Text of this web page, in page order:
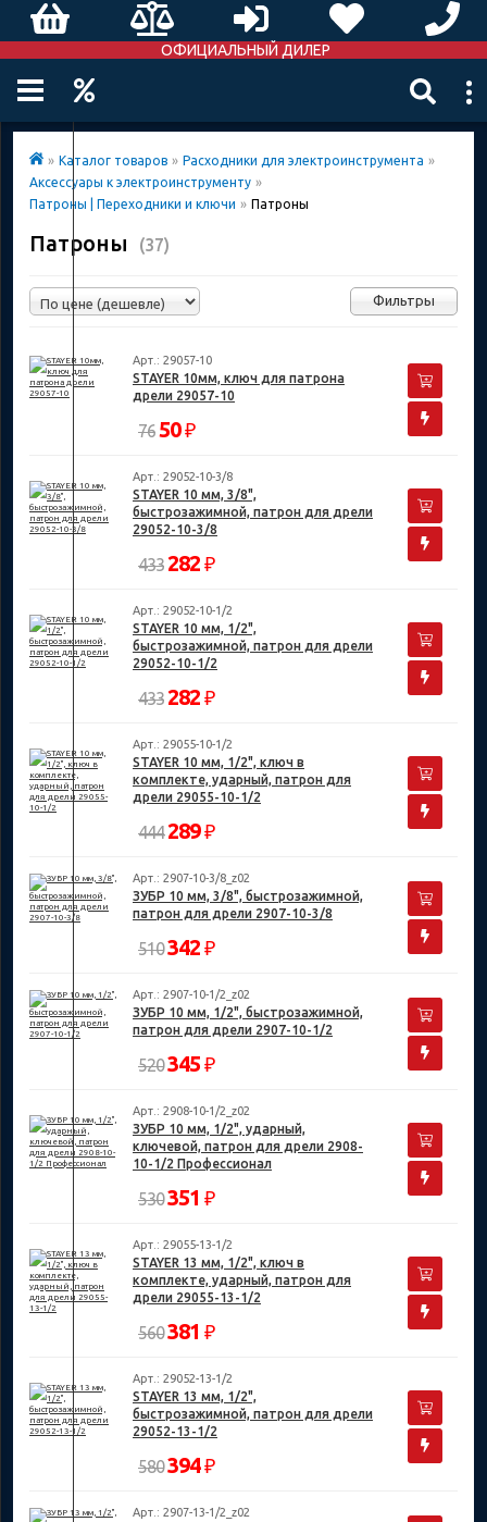
ОФИЦИАЛЬНЫЙ ДИЛЕР
» Каталог товаров » Расходники для электроинструмента »
Аксессуары к электроинструменту »
Патроны | Переходники и ключи » Патроны
Патроны (37)
Фильтры
Арт.: 29057-10
STAYER 10мм, ключ для патрона
дрели 29057-10
7650₽
Арт.: 29052-10-3/8
STAYER 10 мм, 3/8",
быстрозажимной, патрон для дрели
29052-10-3/8
433 282 ₽
Арт.: 29052-10-1/2
STAYER 10 мм, 1/2",
быстрозажимной, патрон для дрели
29052-10-1/2
433 282 ₽
Арт.: 29055-10-1/2
STAYER 10 мм, 1/2", ключ в
комплекте, ударный, патрон для
дрели 29055-10-1/2
444 289₽
Арт.: 2907-10-3/8_z02
ЗУБР 10 мм, 3/8", быстрозажимной,
патрон для дрели 2907-10-3/8
510342 ₽
Арт.: 2907-10-1/2_z02
ЗУБР 10 мм, 1/2", быстрозажимной,
патрон для дрели 2907-10-1/2
520345 ₽
Арт.: 2908-10-1/2_z02
ЗУБР 10 мм, 1/2", ударный,
ключевой, патрон для дрели 2908-
10-1/2 Профессионал
530351 ₽
Арт.: 29055-13-1/2
STAYER 13 мм, 1/2", ключ в
комплекте, ударный, патрон для
дрели 29055-13-1/2
560381 ₽
Арт.: 29052-13-1/2
STAYER 13 мм, 1/2",
быстрозажимной, патрон для дрели
29052-13-1/2
580394₽
Арт.: 2907-13-1/2_z02